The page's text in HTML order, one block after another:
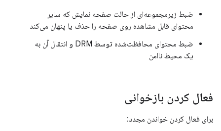
ضبط زیرمجموعه‌ای از حالت صفحه نمایش که سایر
محتوای قابل مشاهده روی صفحه را حذف یا پنهان می‌کند
ضبط محتوای محافظت‌شده توسط DRM و انتقال آن به
یک محیط ناامن
فعال کردن بازخوانی
برای فعال کردن خواندن مجدد: